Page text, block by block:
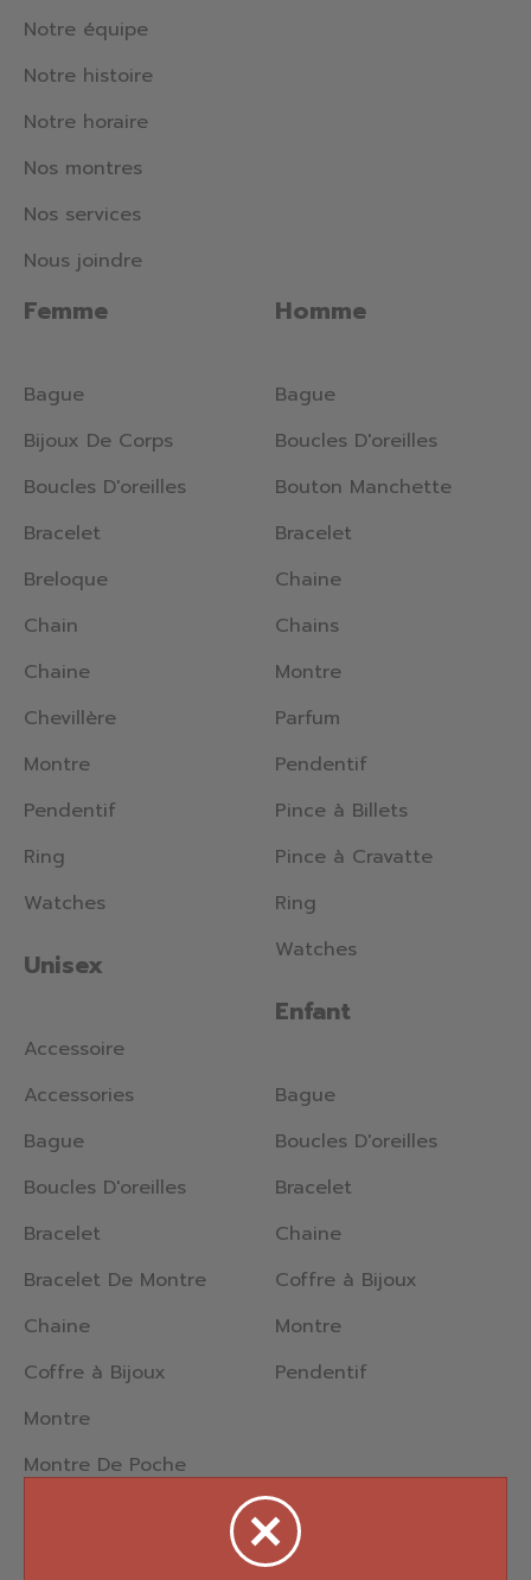
Femme
Bague
Bijoux De Corps
Boucles D'oreilles
Bracelet
Breloque
Chain
Chaine
Chevillère
Montre
Pendentif
Ring
Watches
Unisex
Accessoire
Accessories
Bague
Boucles D'oreilles
Bracelet
Bracelet De Montre
Chaine
Coffre à Bijoux
Montre
Montre De Poche
Homme
Bague
Boucles D'oreilles
Bouton Manchette
Bracelet
Chaine
Chains
Montre
Parfum
Pendentif
Pince à Billets
Pince à Cravatte
Ring
Watches
Enfant
Bague
Boucles D'oreilles
Bracelet
Chaine
Coffre à Bijoux
Montre
Pendentif
Notre équipe
Notre histoire
Notre horaire
Nos montres
Nos services
Nous joindre